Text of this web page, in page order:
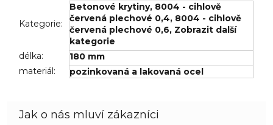
Kategorie:
Betonové krytiny, 8004 - cihlově
červená plechové 0,4, 8004 - cihlově
červená plechové 0,6, Zobrazit další
kategorie
délka:
180 mm
materiál: pozinkovaná a lakovaná ocel